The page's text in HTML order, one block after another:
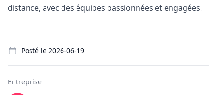
distance, avec des équipes passionnées et engagées.
Posté le 2026-06-19
Entreprise